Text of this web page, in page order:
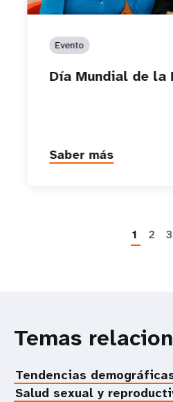
Evento
Día Mundial de la
Saber más
1 2 3
Temas
Tendencias
Salud sexual y